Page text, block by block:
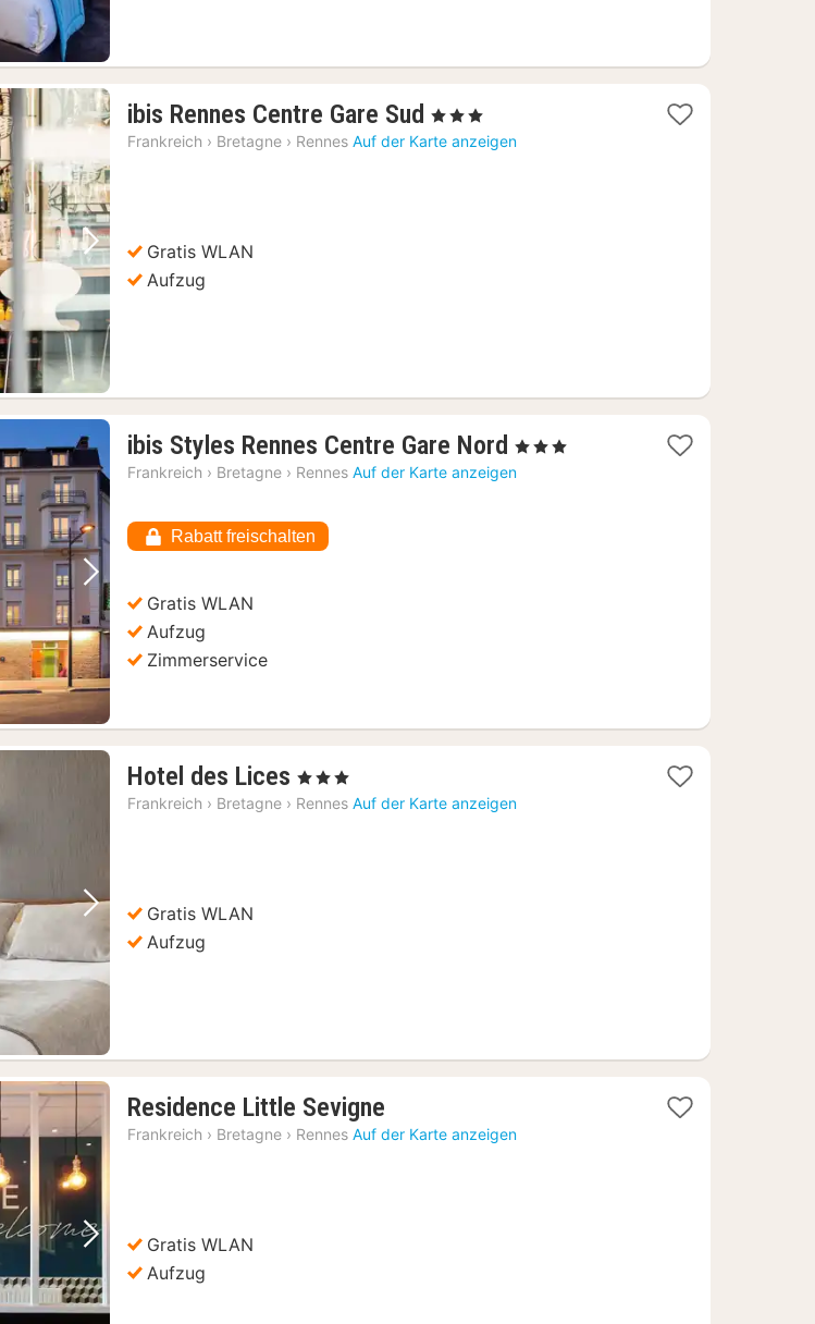
Nächstes Bild
ibis Rennes Centre Gare Sud 1
Nacht
, 3 Sterne
Frankreich › Bretagne › Rennes Auf der Karte anzeigen
Gratis WLAN
Aufzug
Nächstes Bild
ibis Styles Rennes Centre Gare Nord 1
Nacht
, 3 Sterne
Frankreich › Bretagne › Rennes Auf der Karte anzeigen
Rabatt freischalten
Gratis WLAN
Aufzug
Zimmerservice
Nächstes Bild
Hotel des Lices 1
Nacht
, 3 Sterne
Frankreich › Bretagne › Rennes Auf der Karte anzeigen
Gratis WLAN
Aufzug
Nächstes Bild
Residence Little Sevigne
Nacht
Frankreich › Bretagne › Rennes Auf der Karte anzeigen
Gratis WLAN
Aufzug